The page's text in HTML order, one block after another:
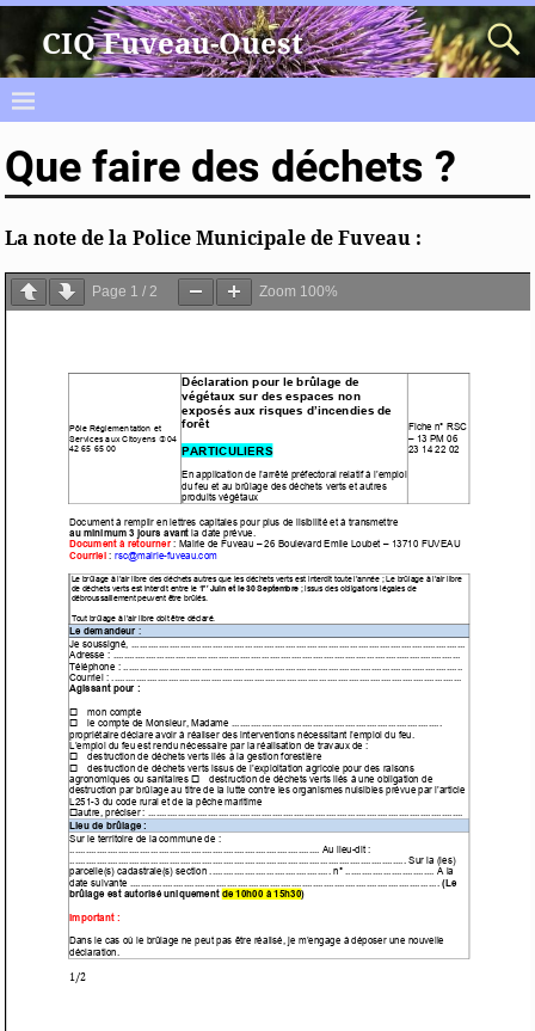
CIQ Fuveau-Ouest
Que faire des déchets ?
La note de la Police Municipale de Fuveau :
Page 1 / 2 Zoom 100%